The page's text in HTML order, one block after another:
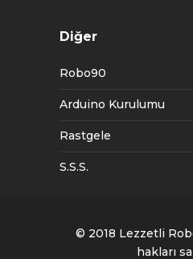
Diğer
Robo90
Arduino Kurulumu
Rastgele
S.S.S.
© 2018 Lezzetli
hakları